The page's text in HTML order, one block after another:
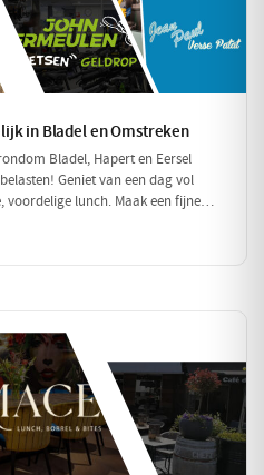
in Bladel en Omstreken
Bladel, Hapert en Eersel
Geniet van een dag vol
voordelige lunch. Maak een fijne